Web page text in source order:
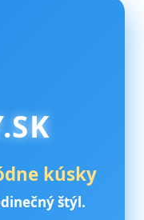
kúsky
štýl.